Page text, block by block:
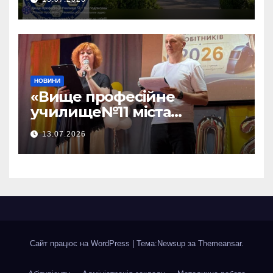
НОВИНИ
«Вище професійне
училище№11 міста
Хмельницького»відбувся —
ВИПУСК 2026!
13.07.2026
Сайт працює на WordPress | Тема:Newsup за Themeansar.